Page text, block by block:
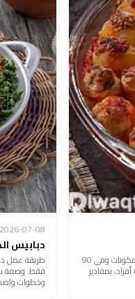
طريقة عمل بطاطس محشية لحم مفروم خطوة بخطوة بـ12 مكونات وفي 90
دقيقة فقط. وصفة سهلة ومجرّبة من مطبخ دلوقتي تكفي 4 أفراد، بمقادير
2026-07-08
دبابيس
وخطوات